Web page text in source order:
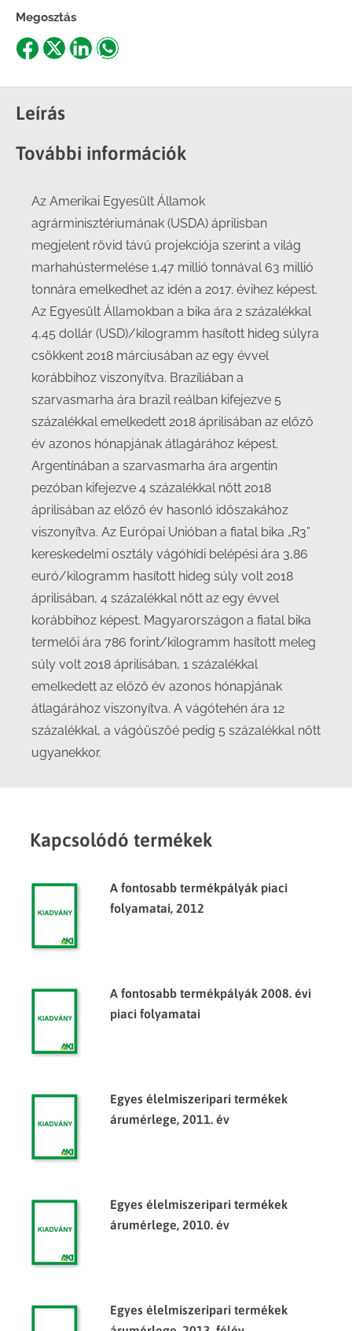
Megosztás
Share
Facebook
Share
X
ShareShare
Leírás
További információk
Az Amerikai Egyesült Államok
agrárminisztériumának (USDA) áprilisban
megjelent rövid távú projekciója szerint a világ
marhahústermelése 1,47 millió tonnával 63 millió
tonnára emelkedhet az idén a 2017. évihez képest.
Az Egyesült Államokban a bika ára 2 százalékkal
4,45 dollár (USD)/kilogramm hasított hideg súlyra
csökkent 2018 márciusában az egy évvel
korábbihoz viszonyítva. Brazíliában a
szarvasmarha ára brazil reálban kifejezve 5
százalékkal emelkedett 2018 áprilisában az előző
év azonos hónapjának átlagárához képest.
Argentínában a szarvasmarha ára argentin
pezóban kifejezve 4 százalékkal nőtt 2018
áprilisában az előző év hasonló időszakához
viszonyítva. Az Európai Unióban a fiatal bika „R3”
kereskedelmi osztály vágóhídi belépési ára 3,86
euró/kilogramm hasított hideg súly volt 2018
áprilisában, 4 százalékkal nőtt az egy évvel
korábbihoz képest. Magyarországon a fiatal bika
termelői ára 786 forint/kilogramm hasított meleg
súly volt 2018 áprilisában, 1 százalékkal
emelkedett az előző év azonos hónapjának
átlagárához viszonyítva. A vágótehén ára 12
százalékkal, a vágóüszőé pedig 5 százalékkal nőtt
ugyanekkor.
Kapcsolódó termékek
A fontosabb termékpályák piaci
folyamatai, 2012
A fontosabb termékpályák 2008. évi
piaci folyamatai
Egyes élelmiszeripari termékek
árumérlege, 2011. év
Egyes élelmiszeripari termékek
árumérlege, 2010. év
Egyes élelmiszeripari termékek